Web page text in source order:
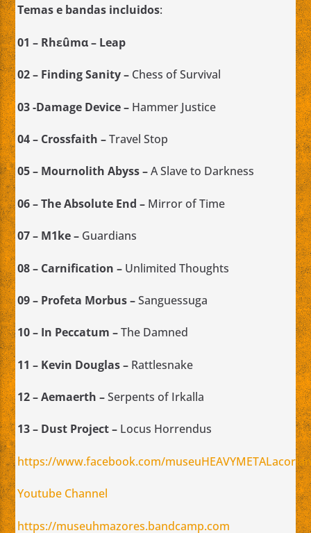
Temas e bandas incluidos:
01 – Rhεûmα– Leap
02 – Finding Sanity– Chess of Survival
03 -Damage Device – Hammer Justice
04 – Crossfaith –Travel Stop
05 – Mournolith Abyss –A Slave to Darkness
06 –The Absolute End – Mirror of Time
07 – M1ke– Guardians
08 – Carnification – Unlimited Thoughts
09 – Profeta Morbus–Sanguessuga
10 – In Peccatum –The Damned
11 – Kevin Douglas– Rattlesnake
12 –Aemaerth –Serpents of Irkalla
13 – Dust Project– Locus Horrendus
https://www.facebook.com/
Youtube Channel
https://museuhmazores.bandcamp.com